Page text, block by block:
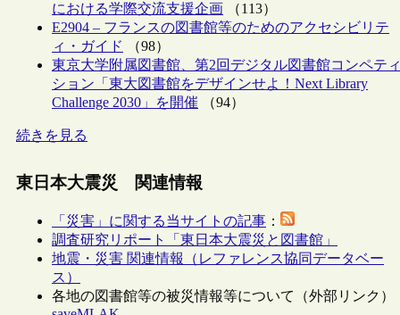
における学際交流支援企画 （113）
E2904 – フランスの図書館等のためのアクセシビリテ
ィ・ガイド
（98）
東京大学附属図書館、第2回デジタル図書館コンペティ
ション「東大図書館をデザインせよ！Next Library
Challenge 2030」を開催 （94）
続きを見る
東日本大震災 関連情報
「災害」に関する当サイトの記事 ：
調査研究リポート「東日本大震災と図書館」
地震・災害 関連情報（レファレンス協同データベー
ス）
各地の図書館等の被災情報等について（外部リンク）